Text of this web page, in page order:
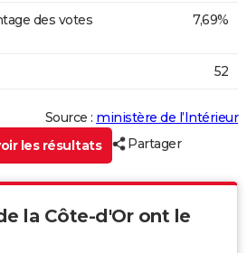
des votes
7,69%
52
Source : ministère de l’Intérieur
les résultats
Partager
la Côte-d'Or ont le